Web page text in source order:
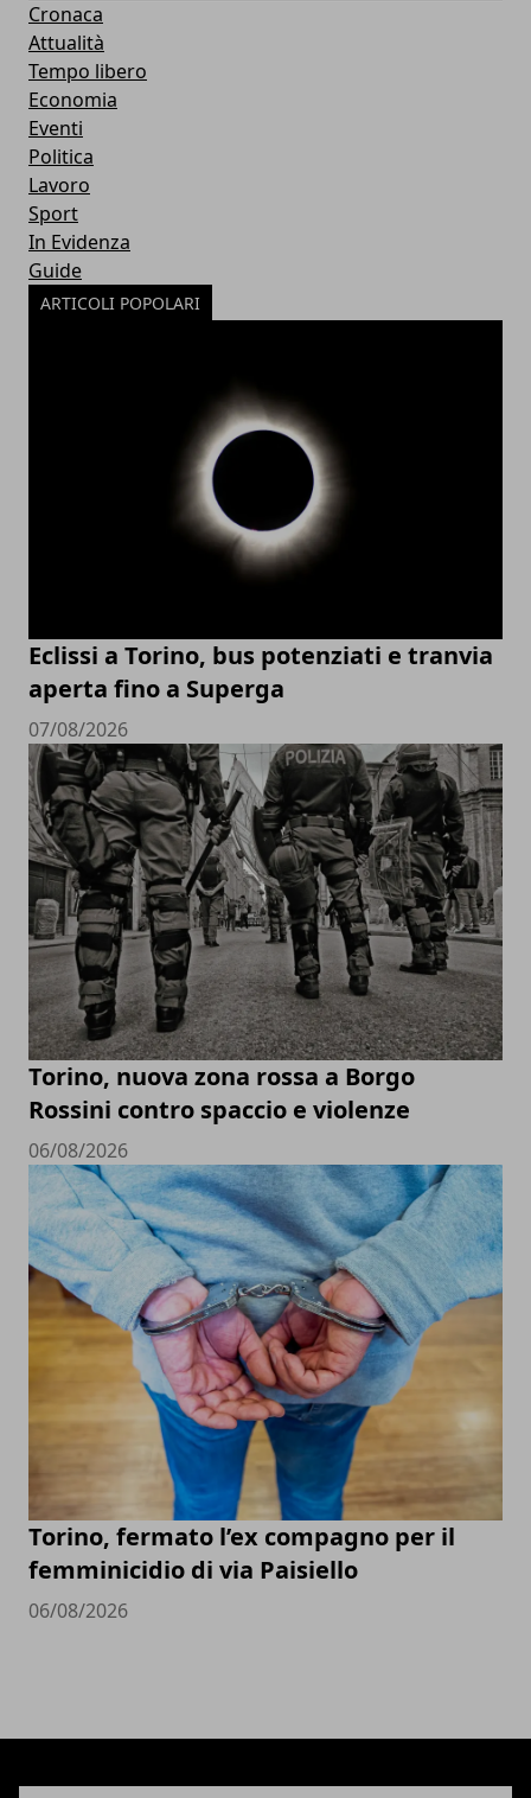
Cronaca
Attualità
Tempo libero
Economia
Eventi
Politica
Lavoro
Sport
In Evidenza
Guide
ARTICOLI POPOLARI
Eclissi a Torino, bus potenziati e tranvia
aperta fino a Superga
07/08/2026
Torino, nuova zona rossa a Borgo
Rossini contro spaccio e violenze
06/08/2026
Torino, fermato l’ex compagno per il
femminicidio di via Paisiello
06/08/2026